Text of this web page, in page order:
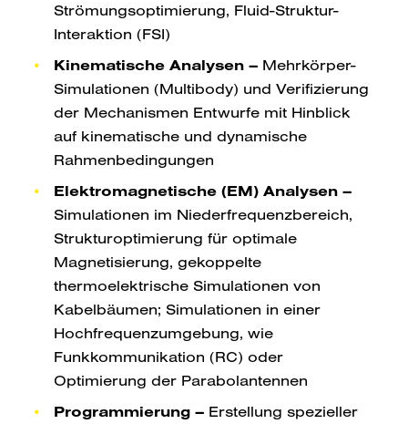
Strömungsoptimierung, Fluid-Struktur-
Interaktion (FSI)
Kinematische Analysen – Mehrkörper-
Simulationen (Multibody) und Verifizierung
der Mechanismen Entwurfe mit Hinblick
auf kinematische und dynamische
Rahmenbedingungen
Elektromagnetische (EM) Analysen –
Simulationen im Niederfrequenzbereich,
Strukturoptimierung für optimale
Magnetisierung, gekoppelte
thermoelektrische Simulationen von
Kabelbäumen; Simulationen in einer
Hochfrequenzumgebung, wie
Funkkommunikation (RC) oder
Optimierung der Parabolantennen
Programmierung – Erstellung spezieller